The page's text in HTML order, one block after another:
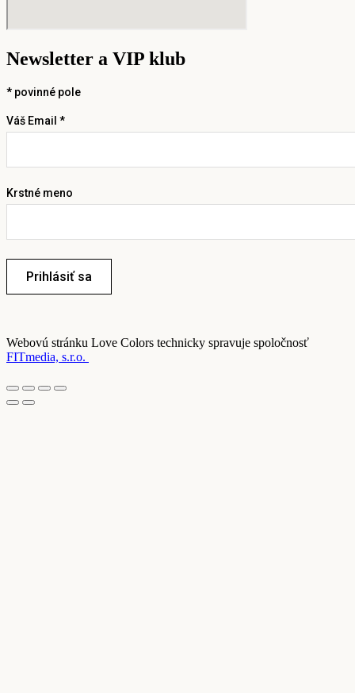
Newsletter a VIP klub
* povinné pole
Váš Email *
Krstné meno
Prihlásiť sa
Webovú stránku Love Colors technicky spravuje spoločnosť
FITmedia, s.r.o.